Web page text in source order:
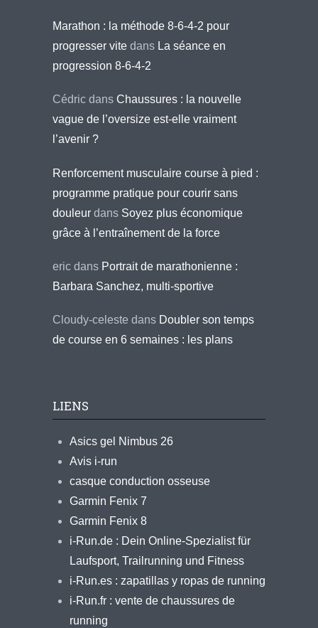
Marathon : la méthode 8-6-4-2 pour
progresser vite dans La séance en
progression 8-6-4-2
Cédric dans Chaussures : la nouvelle
vague de l’oversize est-elle vraiment
l’avenir ?
Renforcement musculaire course à pied :
programme pratique pour courir sans
douleur dans Soyez plus économique
grâce à l’entraînement de la force
eric dans Portrait de marathonienne :
Barbara Sanchez, multi-sportive
Cloudy-celeste dans Doubler son temps
de course en 6 semaines : les plans
LIENS
Asics gel Nimbus 26
Avis i-run
casque conduction osseuse
Garmin Fenix 7
Garmin Fenix 8
i-Run.de : Dein Online-Spezialist für
Laufsport, Trailrunning und Fitness
i-Run.es : zapatillas y ropas de running
i-Run.fr : vente de chaussures de
running